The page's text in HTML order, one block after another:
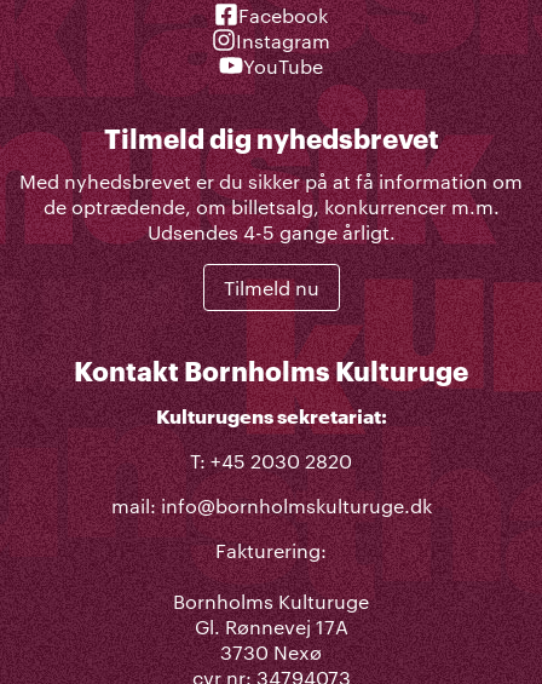
Facebook
Instagram
YouTube
Tilmeld dig nyhedsbrevet
Med nyhedsbrevet er du sikker på at få information om
de optrædende, om billetsalg, konkurrencer m.m.
Udsendes 4-5 gange årligt.
Tilmeld nu
Kontakt Bornholms Kulturuge
Kulturugens sekretariat:
T: +45 2030 2820
mail:info@bornholmskulturuge.dk
Fakturering:
Bornholms Kulturuge
Gl. Rønnevej 17A
3730 Nexø
cvr nr: 34794073